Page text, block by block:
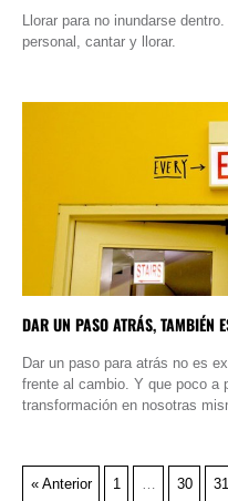
Llorar para no inundarse
personal, cantar y llorar.
DAR UN PASO ATRÁS, TAMBIÉN
Dar un paso para atrás no es
frente al cambio. Y que poco a
transformación en nosotras
« Anterior 1 30 31